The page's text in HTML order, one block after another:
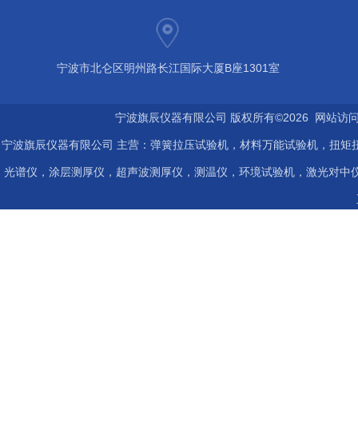
宁波市北仑区明州路长江国际大厦B座1301室
宁波旗辰仪器有限公司 版权所有©2026 网站
宁波旗辰仪器有限公司 主营：弹簧拉压试验机，材料万能试验机，扭
光谱仪，涂层测厚仪，超声波测厚仪，测温仪，环境试验机，激光对